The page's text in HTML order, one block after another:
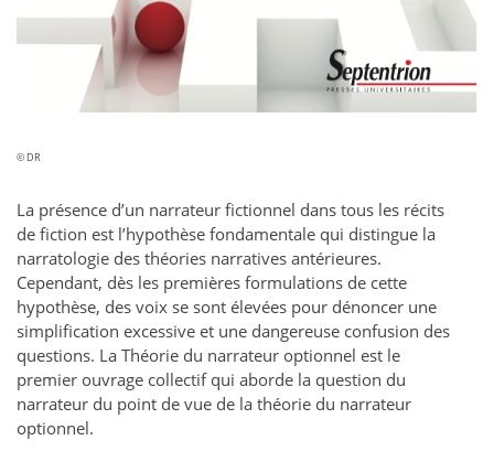
© DR
La présence d’un narrateur fictionnel dans tous les récits
de fiction est l’hypothèse fondamentale qui distingue la
narratologie des théories narratives antérieures.
Cependant, dès les premières formulations de cette
hypothèse, des voix se sont élevées pour dénoncer une
simplification excessive et une dangereuse confusion des
questions. La Théorie du narrateur optionnel est le
premier ouvrage collectif qui aborde la question du
narrateur du point de vue de la théorie du narrateur
optionnel.